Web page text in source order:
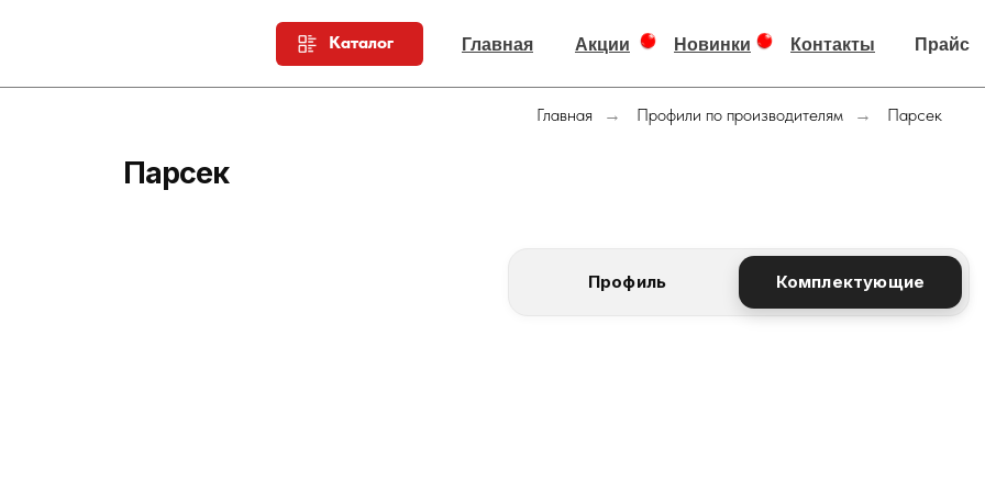
Акции
Каталог Главная Контакты
Новинки Прайс
Главная → Профили по производителям → Парсек
Парсек
Профиль Комплектующие